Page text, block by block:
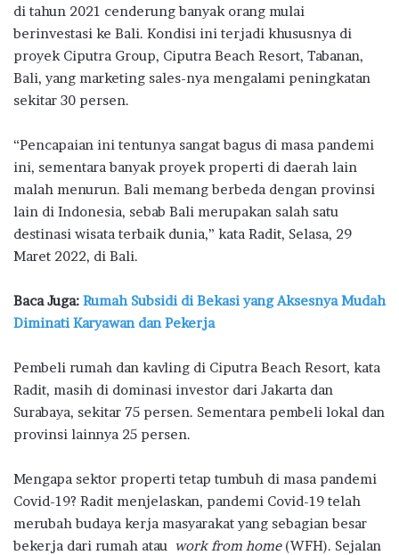
di tahun 2021 cenderung banyak orang mulai
berinvestasi ke Bali. Kondisi ini terjadi khususnya di
proyek Ciputra Group, Ciputra Beach Resort, Tabanan,
Bali, yang marketing sales-nya mengalami peningkatan
sekitar 30 persen.
“Pencapaian ini tentunya sangat bagus di masa pandemi
ini, sementara banyak proyek properti di daerah lain
malah menurun. Bali memang berbeda dengan provinsi
lain di Indonesia, sebab Bali merupakan salah satu
destinasi wisata terbaik dunia,” kata Radit, Selasa, 29
Maret 2022, di Bali.
Baca Juga: Rumah Subsidi di Bekasi yang Aksesnya Mudah
Diminati Karyawan dan Pekerja
Pembeli rumah dan kavling di Ciputra Beach Resort, kata
Radit, masih di dominasi investor dari Jakarta dan
Surabaya, sekitar 75 persen. Sementara pembeli lokal dan
provinsi lainnya 25 persen.
Mengapa sektor properti tetap tumbuh di masa pandemi
Covid-19? Radit menjelaskan, pandemi Covid-19 telah
merubah budaya kerja masyarakat yang sebagian besar
bekerja dari rumah atau work from home(WFH). Sejalan